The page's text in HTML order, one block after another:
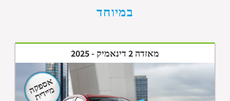
במיוחד
אספקה
מיידית
מאזדה 2 דינאמיק - 2025